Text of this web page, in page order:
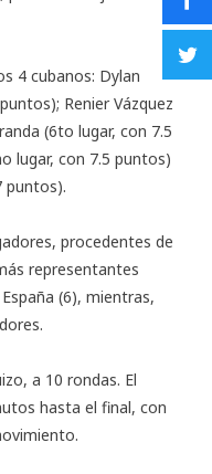
4 cubanos: Dylan
Renier Vázquez
(6to lugar, con 7.5
lugar, con 7.5 puntos)
puntos).
procedentes de
representantes
(6), mientras,
a 10 rondas. El
hasta el final, con